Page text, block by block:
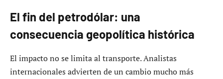
El fin del petrodólar: una
consecuencia geopolítica histórica
El impacto no se limita al transporte. Analistas
internacionales advierten de un cambio mucho más